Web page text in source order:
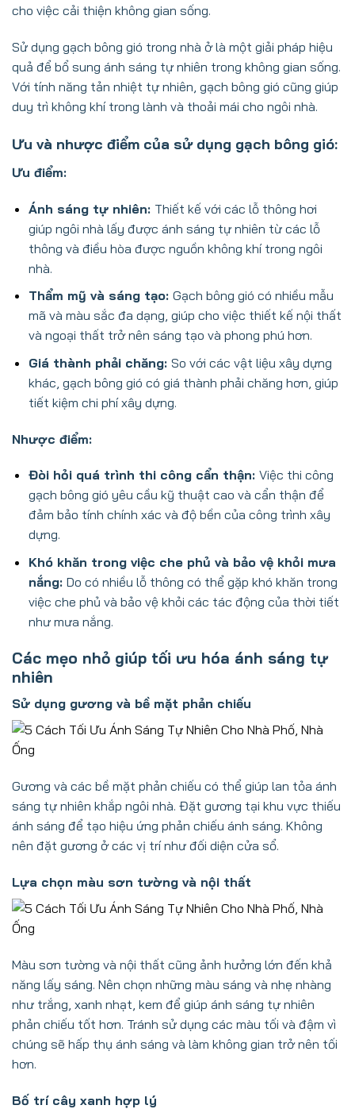
cho việc cải thiện không gian sống.
Sử dụng gạch bông gió trong nhà ở là một giải pháp hiệu
quả để bổ sung ánh sáng tự nhiên trong không gian sống.
Với tính năng tản nhiệt tự nhiên, gạch bông gió cũng giúp
duy trì không khí trong lành và thoải mái cho ngôi nhà.
Ưu và nhược điểm của sử dụng gạch bông gió:
Ưu điểm:
Ánh sáng tự nhiên: Thiết kế với các lỗ thông hơi
giúp ngôi nhà lấy được ánh sáng tự nhiên từ các lỗ
thông và điều hòa được nguồn không khí trong ngôi
nhà.
Thẩm mỹ và sáng tạo: Gạch bông gió có nhiều mẫu
mã và màu sắc đa dạng, giúp cho việc thiết kế nội thất
và ngoại thất trở nên sáng tạo và phong phú hơn.
Giá thành phải chăng: So với các vật liệu xây dựng
khác, gạch bông gió có giá thành phải chăng hơn, giúp
tiết kiệm chi phí xây dựng.
Nhược điểm:
Đòi hỏi quá trình thi công cẩn thận: Việc thi công
gạch bông gió yêu cầu kỹ thuật cao và cẩn thận để
đảm bảo tính chính xác và độ bền của công trình xây
dựng.
Khó khăn trong việc che phủ và bảo vệ khỏi mưa
nắng: Do có nhiều lỗ thông có thể gặp khó khăn trong
việc che phủ và bảo vệ khỏi các tác động của thời tiết
như mưa nắng.
Các mẹo nhỏ giúp tối ưu hóa ánh sáng tự
nhiên
Sử dụng gương và bề mặt phản chiếu
Gương và các bề mặt phản chiếu có thể giúp lan tỏa ánh
sáng tự nhiên khắp ngôi nhà. Đặt gương tại khu vực thiếu
ánh sáng để tạo hiệu ứng phản chiếu ánh sáng. Không
nên đặt gương ở các vị trí như đối diện cửa sổ.
Lựa chọn màu sơn tường và nội thất
Màu sơn tường và nội thất cũng ảnh hưởng lớn đến khả
năng lấy sáng. Nên chọn những màu sáng và nhẹ nhàng
như trắng, xanh nhạt, kem để giúp ánh sáng tự nhiên
phản chiếu tốt hơn. Tránh sử dụng các màu tối và đậm vì
chúng sẽ hấp thụ ánh sáng và làm không gian trở nên tối
hơn.
Bố trí cây xanh hợp lý